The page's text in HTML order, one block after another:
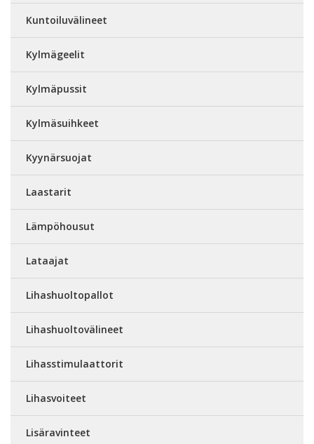
Kuntoiluvälineet
Kylmägeelit
Kylmäpussit
Kylmäsuihkeet
Kyynärsuojat
Laastarit
Lämpöhousut
Lataajat
Lihashuoltopallot
Lihashuoltovälineet
Lihasstimulaattorit
Lihasvoiteet
Lisäravinteet